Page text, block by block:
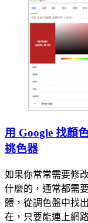
用 Google 找顏
挑色器
如果你常常需要修
什麼的，通常都需
體，從調色盤中找
在，只要能連上網